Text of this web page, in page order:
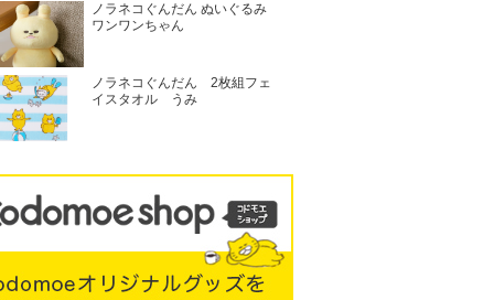
ノラネコぐんだん ぬいぐるみ
ワンワンちゃん
ノラネコぐんだん 2枚組フェ
イスタオル うみ